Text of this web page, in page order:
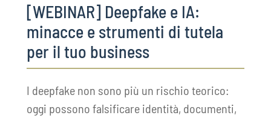
[WEBINAR] Deepfake e IA:
minacce e strumenti di tutela
per il tuo business
I deepfake non sono più un rischio teorico:
oggi possono falsificare identità, documenti,